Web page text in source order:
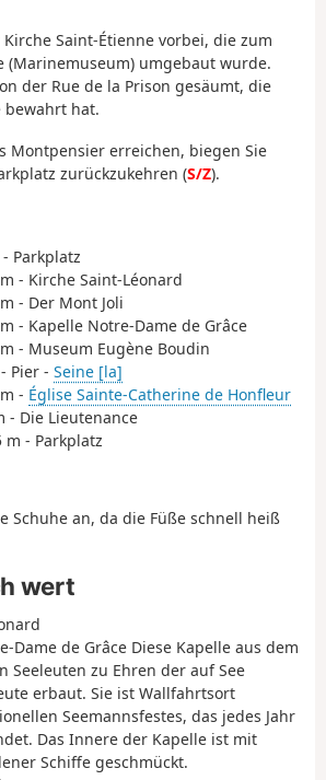
Saint-Étienne vorbei, die zum
(Marinemuseum) umgebaut wurde.
der Rue de la Prison gesäumt, die
bewahrt hat.
Montpensier erreichen, biegen Sie
zurückzukehren (S/Z).
Parkplatz
- Kirche Saint-Léonard
- Der Mont Joli
- Kapelle Notre-Dame de Grâce
- Museum Eugène Boudin
Pier - Seine [la]
- Église Sainte-Catherine de Honfleur
- Die Lieutenance
m - Parkplatz
Schuhe an, da die Füße schnell heiß
wert
Dame de Grâce Diese Kapelle aus dem
Seeleuten zu Ehren der auf See
erbaut. Sie ist Wallfahrtsort
Seemannsfestes, das jedes Jahr
Das Innere der Kapelle ist mit
Schiffe geschmückt.